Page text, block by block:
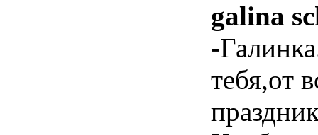
galina
-
тебя,от